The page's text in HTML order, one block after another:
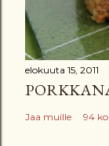
elokuuta 15, 2011
Jaa muille 94